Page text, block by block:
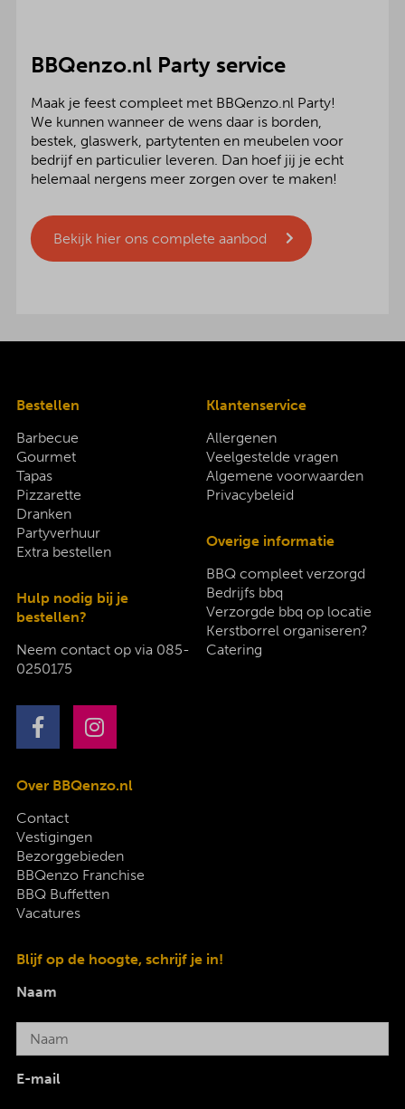
BBQenzo.nl Party service
Maak je feest compleet met BBQenzo.nl Party!
We kunnen wanneer de wens daar is borden,
bestek, glaswerk, partytenten en meubelen voor
bedrijf en particulier leveren. Dan hoef jij je echt
helemaal nergens meer zorgen over te maken!
Bekijk hier ons complete aanbod
Bestellen
Barbecue
Gourmet
Tapas
Pizzarette
Dranken
Partyverhuur
Extra bestellen
Hulp nodig bij je
bestellen?
Neem contact op via 085-
0250175
Klantenservice
Allergenen
Veelgestelde vragen
Algemene voorwaarden
Privacybeleid
Overige informatie
BBQ compleet verzorgd
Bedrijfs bbq
Verzorgde bbq op locatie
Kerstborrel organiseren?
Catering
Over BBQenzo.nl
Contact
Vestigingen
Bezorggebieden
BBQenzo Franchise
BBQ Buffetten
Vacatures
Blijf op de hoogte, schrijf je in!
Naam
E-mail